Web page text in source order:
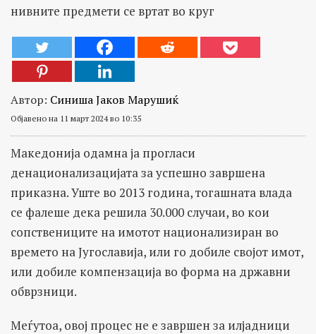
нивните предмети се вртат во круг
Автор: Синиша Јаков Марушиќ
Објавено на 11 март 2024 во 10:35
Македонија одамна ја прогласи
денационализацијата за успешно завршена
приказна. Уште во 2013 година, тогашната влада
се фалеше дека решила 30.000 случаи, во кои
сопствениците на имотот национализиран во
времето на Југославија, или го добиле својот имот,
или добиле компензација во форма на државни
обврзници.
Меѓутоа, овој процес не е завршен за илјадници